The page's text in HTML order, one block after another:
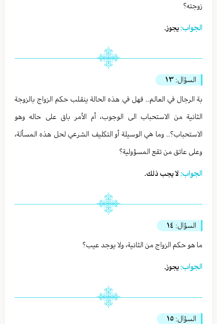
زوجته؟
الجواب: يجوز.
السؤال: ١٣
بة الرجال في العالم.. فهل في هذه الحالة ينقلب حكم الزواج بالزوجة
الثانية من الاستحباب الى الوجوب، أم الأمر باق على حاله وهو
الاستحباب؟.. وما هي الوسيلة أو التكليف الشرعي لحل هذه المسألة،
وعلى عاتق من تقع المسؤولية؟
الجواب: لا يجب ذلك.
السؤال: ١٤
ما هو حكم الزواج من الثانية، ولا يوجد عيب؟
الجواب: يجوز.
السؤال: ١٥